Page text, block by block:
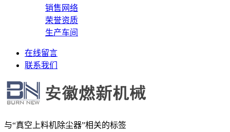
销售网络
荣誉资质
生产车间
在线留言
联系我们
与“真空上料机除尘器”相关的标签